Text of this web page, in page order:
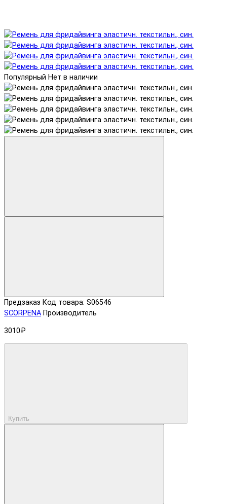
Популярный Нет в наличии
Предзаказ Код товара: S06546
SCORPENA Производитель
3010₽
Купить